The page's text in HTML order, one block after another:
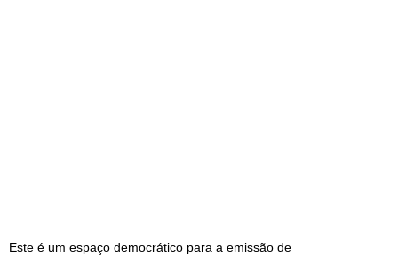
Este é um espaço democrático para a emissão de